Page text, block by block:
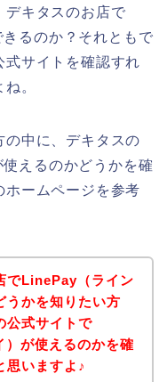
デキタスのお店で
るのか？それともで
式サイトを確認すれ
。
の中に、デキタスの
えるのかどうかを確
ホームページを参考
でLinePay（ライン
うかを知りたい方
公式サイトで
が使えるのかを確
思いますよ♪